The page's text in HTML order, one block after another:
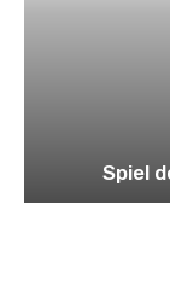
Spiel